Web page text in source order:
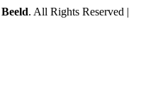
. All Rights Reserved |